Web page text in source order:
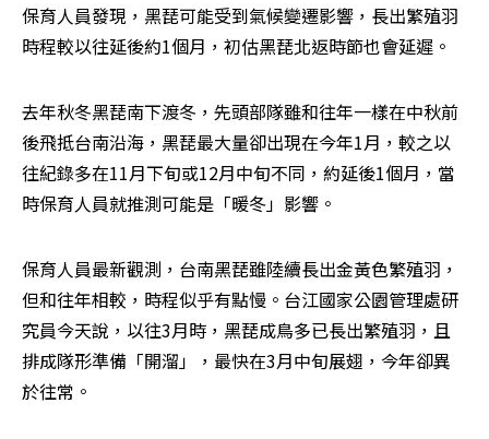
保育人員發現，黑琵可能受到氣候變遷影響，長出繁殖羽
時程較以往延後約1個月，初估黑琵北返時節也會延遲。
去年秋冬黑琵南下渡冬，先頭部隊雖和往年一樣在中秋前
後飛抵台南沿海，黑琵最大量卻出現在今年1月，較之以
往紀錄多在11月下旬或12月中旬不同，約延後1個月，當
時保育人員就推測可能是「暖冬」影響。
保育人員最新觀測，台南黑琵雖陸續長出金黃色繁殖羽，
但和往年相較，時程似乎有點慢。台江國家公園管理處研
究員今天說，以往3月時，黑琵成鳥多已長出繁殖羽，且
排成隊形準備「開溜」，最快在3月中旬展翅，今年卻異
於往常。